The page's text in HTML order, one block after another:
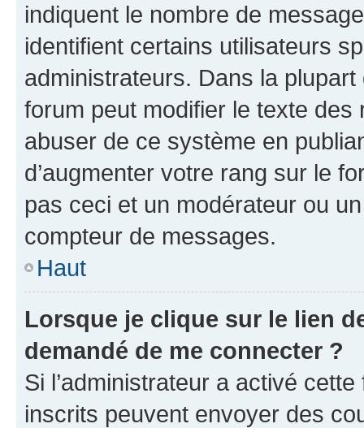
indiquent le nombre de
identifient certains utilisateurs
administrateurs. Dans la
forum peut modifier le texte
abuser de ce système en
d’augmenter votre rang sur le
pas ceci et un modérateur ou
compteur de messages.
Haut
Lorsque je clique sur le lien
demandé de me connecter ?
Si l’administrateur a activé
inscrits peuvent envoyer des